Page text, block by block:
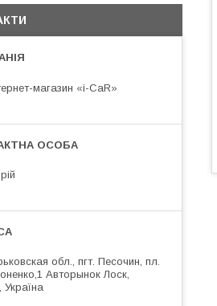
магазин «i-CaR»
обл., пгт. Песочин, пл.
Авторынок Лоск,
Україна